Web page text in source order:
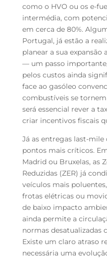
como o HVO ou os e-
intermédia, com
em cerca de 80%.
Portugal, já estão a
planear a sua expansão
— um passo
pelos custos ainda
face ao gasóleo
combustíveis se
será essencial rever a
criar incentivos fiscais
Já as entregas last-mile
pontos mais críticos.
Madrid ou Bruxelas, as
Reduzidas (ZER) já
veículos mais
frotas elétricas ou
de baixo impacto
ainda permite a
normas desatualizadas
Existe um claro atraso
necessária uma